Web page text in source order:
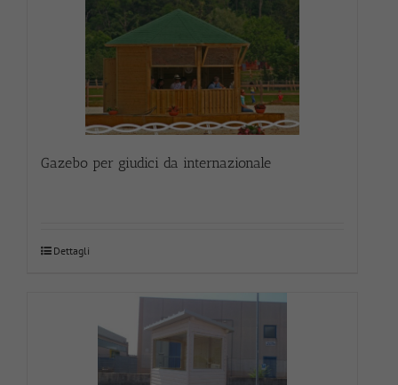
Gazebo per giudici da internazionale
Dettagli